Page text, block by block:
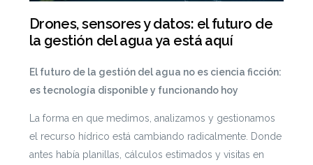
Drones, sensores y datos: el futuro de
la gestión del agua ya está aquí
El futuro de la gestión del agua no es ciencia ficción:
es tecnología disponible y funcionando hoy
La forma en que medimos, analizamos y gestionamos
el recurso hídrico está cambiando radicalmente. Donde
antes había planillas, cálculos estimados y visitas en